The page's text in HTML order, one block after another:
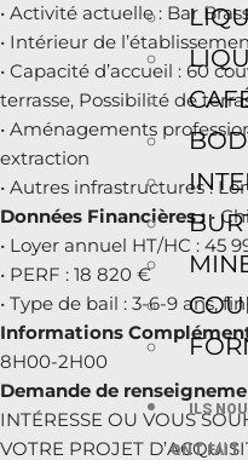
ILS
ONT FAIT
• Activité actuelle : Bar
• Intérieur de
• Capacité d’accueil : 60
terrasse, Possibilité de
• Aménagements
extraction
• Autres infrastructures :
Données Financières :•
• Loyer annuel HT/HC : 45
• PERF : 18 820 €
• Type de bail : 3-6-9 ans,
Informations
8H00-2H00
Demande de
INTÉRESSE OU VOUS
VOTRE PROJET